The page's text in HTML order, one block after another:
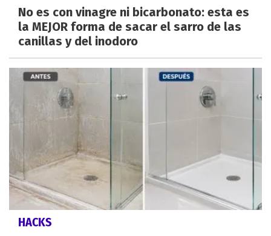
No es con vinagre ni bicarbonato: esta es
la MEJOR forma de sacar el sarro de las
canillas y del inodoro
HACKS